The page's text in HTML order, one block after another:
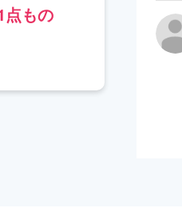
点もの